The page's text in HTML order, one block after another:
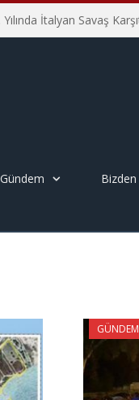
Gündem Bizden
GÜNDEM